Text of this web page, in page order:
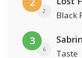
2 Black
3
6 Taste